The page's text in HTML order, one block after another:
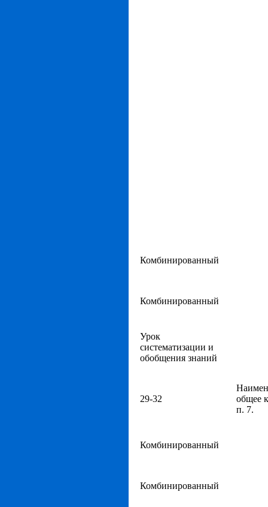
Комбинированный
Комбинированный
Урок
систематизации и
обобщения знаний
29-32
общее
п. 7.
Комбинированный
Комбинированный